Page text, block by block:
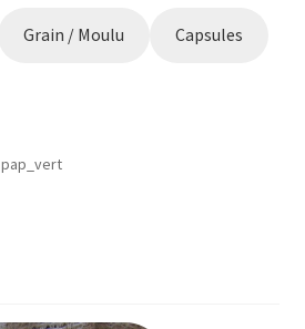
Grain / Moulu Capsules
pap_vert